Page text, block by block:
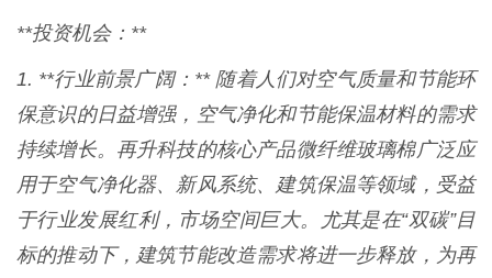
**投资机会：**
1. **行业前景广阔：** 随着人们对空气质量和节能环
保意识的日益增强，空气净化和节能保温材料的需求
持续增长。再升科技的核心产品微纤维玻璃棉广泛应
用于空气净化器、新风系统、建筑保温等领域，受益
于行业发展红利，市场空间巨大。尤其是在“双碳”目
标的推动下，建筑节能改造需求将进一步释放，为再